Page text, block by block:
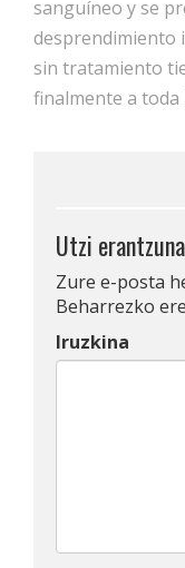
sanguíneo y se
desprendimiento
sin tratamiento
finalmente a toda
Utzi erantzuna
Zure e-posta
Beharrezko
Iruzkina